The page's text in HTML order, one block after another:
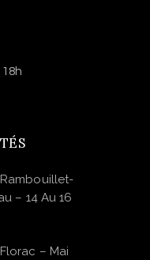
18h
– 14 Au 16
– Mai